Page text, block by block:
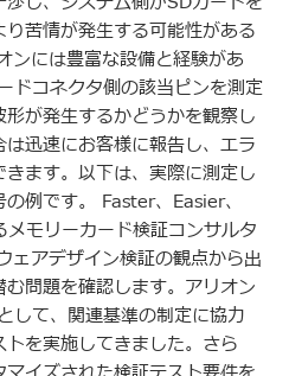
苦情が発生する可能性がある
ンには豊富な設備と経験があ
ドコネクタ側の該当ピンを測定
が発生するかどうかを観察し
迅速にお客様に報告し、エラ
ます。以下は、実際に測定し
例です。 Faster、Easier、
リーカード検証コンサルタ
ェアデザイン検証の観点から出
問題を確認します。アリオン
して、関連基準の制定に協力
を実施してきました。さら